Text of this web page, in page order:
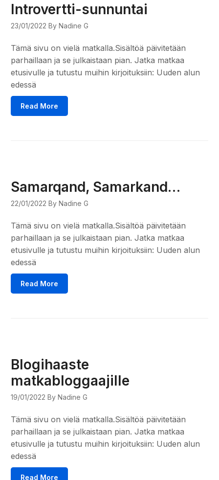
Introvertti-sunnuntai
23/01/2022 By Nadine G
Tämä sivu on vielä matkalla.Sisältöä päivitetään
parhaillaan ja se julkaistaan pian. Jatka matkaa
etusivulle ja tutustu muihin kirjoituksiin: Uuden alun
edessä
Read More
Samarqand, Samarkand…
22/01/2022 By Nadine G
Tämä sivu on vielä matkalla.Sisältöä päivitetään
parhaillaan ja se julkaistaan pian. Jatka matkaa
etusivulle ja tutustu muihin kirjoituksiin: Uuden alun
edessä
Read More
Blogihaaste
matkabloggaajille
19/01/2022 By Nadine G
Tämä sivu on vielä matkalla.Sisältöä päivitetään
parhaillaan ja se julkaistaan pian. Jatka matkaa
etusivulle ja tutustu muihin kirjoituksiin: Uuden alun
edessä
Read More